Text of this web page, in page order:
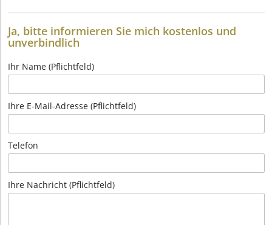
Ja, bitte informieren Sie mich kostenlos und
unverbindlich
Ihr Name (Pflichtfeld)
Ihre E-Mail-Adresse (Pflichtfeld)
Telefon
Ihre Nachricht (Pflichtfeld)